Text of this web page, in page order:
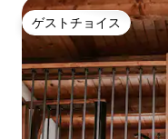
ゲストチョイス
ゲストチョイス